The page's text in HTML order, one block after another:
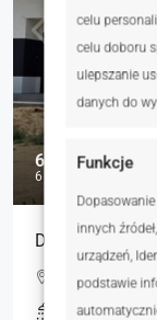
celu
celu doboru
ulepszanie
danych do
Funkcje
innych
urządzeń,
podstawie
650 000 zł
6 633 zł
Dom w
Słoneczna,
98.00